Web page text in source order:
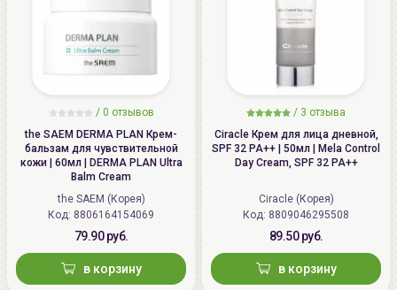
/ 0 отзывов
the SAEM DERMA PLAN Крем-
бальзам для чувствительной
кожи | 60мл | DERMA PLAN Ultra
Balm Cream
the SAEM (Корея)
Код: 8806164154069
79.90 руб.
в корзину
/ 3 отзыва
Ciracle Крем для лица дневной,
SPF 32 PA++ | 50мл | Mela Control
Day Cream, SPF 32 PA++
Ciracle (Корея)
Код: 8809046295508
89.50 руб.
в корзину